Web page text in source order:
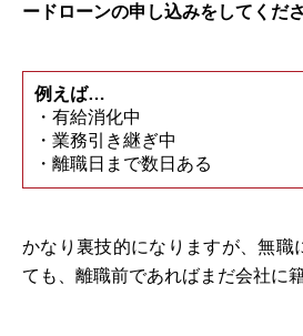
ードローンの申し込みをしてくださ
例えば…
・有給消化中
・業務引き継ぎ中
・離職日まで数日ある
かなり裏技的になりますが、無職
ても、離職前であればまだ会社に